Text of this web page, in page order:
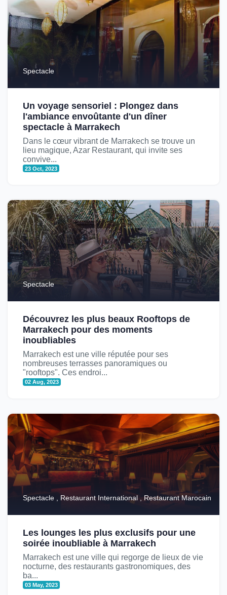
Spectacle
Un voyage sensoriel : Plongez dans
l'ambiance envoûtante d'un dîner
spectacle à Marrakech
Dans le cœur vibrant de Marrakech se trouve un
lieu magique, Azar Restaurant, qui invite ses
convive...
23 Oct, 2023
Spectacle
Découvrez les plus beaux Rooftops de
Marrakech pour des moments
inoubliables
Marrakech est une ville réputée pour ses
nombreuses terrasses panoramiques ou
"rooftops". Ces endroi...
02 Aug, 2023
Spectacle , Restaurant International , Restaurant Marocain
Les lounges les plus exclusifs pour une
soirée inoubliable à Marrakech
Marrakech est une ville qui regorge de lieux de vie
nocturne, des restaurants gastronomiques, des
ba...
03 May, 2023